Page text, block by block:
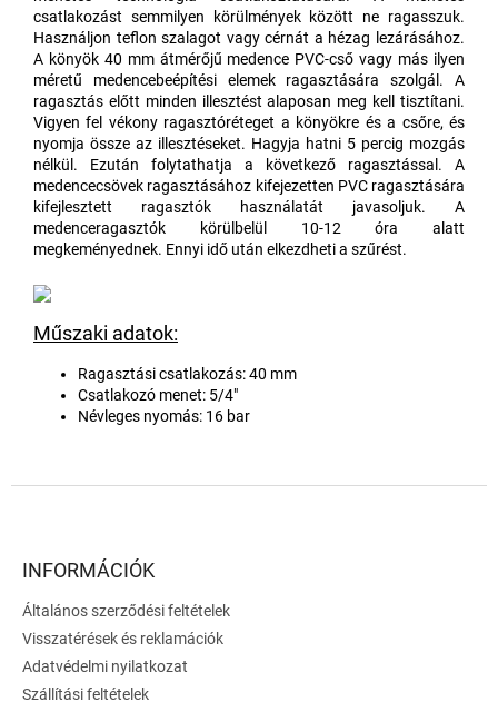
csatlakozást semmilyen körülmények között ne ragasszuk.
Használjon teflon szalagot vagy cérnát a hézag lezárásához.
A könyök 40 mm átmérőjű medence PVC-cső vagy más ilyen
méretű medencebeépítési elemek ragasztására szolgál. A
ragasztás előtt minden illesztést alaposan meg kell tisztítani.
Vigyen fel vékony ragasztóréteget a könyökre és a csőre, és
nyomja össze az illesztéseket. Hagyja hatni 5 percig mozgás
nélkül. Ezután folytathatja a következő ragasztással. A
medencecsövek ragasztásához kifejezetten PVC ragasztására
kifejlesztett ragasztók használatát javasoljuk. A
medenceragasztók körülbelül 10-12 óra alatt
megkeményednek. Ennyi idő után elkezdheti a szűrést.
Műszaki adatok:
Ragasztási csatlakozás: 40 mm
Csatlakozó menet: 5/4"
Névleges nyomás: 16 bar
INFORMÁCIÓK
Általános szerződési feltételek
Visszatérések és reklamációk
Adatvédelmi nyilatkozat
Szállítási feltételek